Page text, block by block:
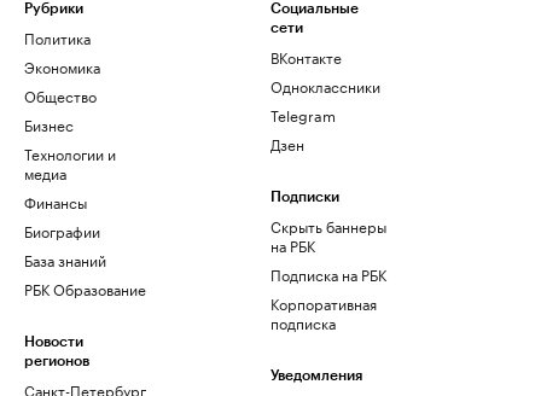
Рубрики
Политика
Экономика
Общество
Бизнес
Технологии и
медиа
Финансы
Биографии
База знаний
РБК Образование
Новости
регионов
Санкт-Петербург
Социальные
сети
ВКонтакте
Одноклассники
Telegram
Дзен
Подписки
Скрыть баннеры
на РБК
Подписка на РБК
Корпоративная
подписка
Уведомления